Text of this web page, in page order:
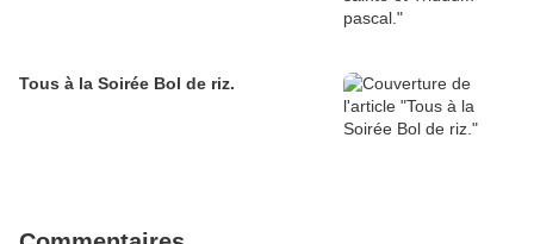
Tous à la Soirée Bol de riz.